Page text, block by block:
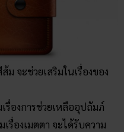
ม จะช่วยเสริมในเรื่องของ
รื่องการช่วยเหลืออุปถัมภ์
เรื่องเมตตา จะได้รับความ